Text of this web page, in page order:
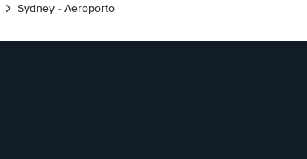
Sydney - Aeroporto